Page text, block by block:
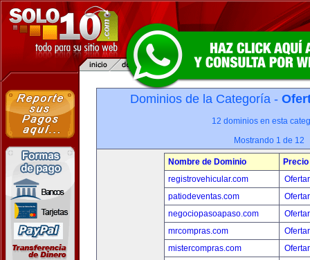
Dominios de la Categoría -
12 dominios en esta
Mostrando 1 de 12
Nombre de Dominio
Precio
registrovehicular.com
patiodeventas.com
negociopasoapaso.com
mrcompras.com
mistercompras.com